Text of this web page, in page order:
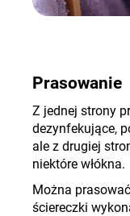
Prasowanie
Z jednej strony
dezynfekujące,
ale z drugiej
niektóre włókna.
Można
ściereczki